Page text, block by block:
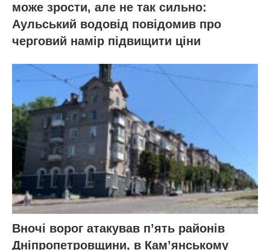
може зрости, але не так сильно:
Аульський водовід повідомив про
черговий намір підвищити ціни
Вночі ворог атакував п’ять районів
Дніпропетровщини, в Кам’янському